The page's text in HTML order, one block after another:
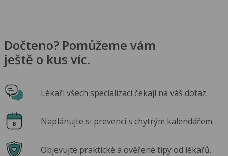
Dočteno? Pomůžeme vám
ještě o kus víc.
Lékaři všech specializací čekají na váš dotaz.
Naplánujte si prevenci s chytrým kalendářem.
Objevujte praktické a ověřené tipy od lékařů.